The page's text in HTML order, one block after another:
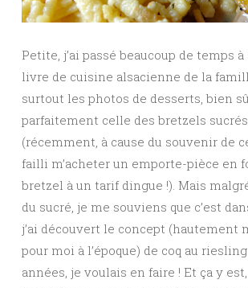
Petite, j’ai passé beaucoup de temps
livre de cuisine alsacienne de la
surtout les photos de desserts, bien
parfaitement celle des bretzels
(récemment, à cause du souvenir de
failli m’acheter un emporte-pièce en
bretzel à un tarif dingue !). Mais
du sucré, je me souviens que c’est
j’ai découvert le concept (hautement
pour moi à l’époque) de coq au
années, je voulais en faire ! Et ça y